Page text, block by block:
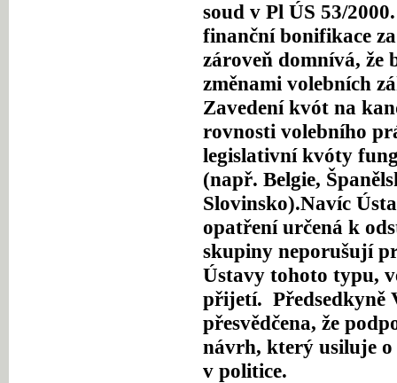
soud v Pl ÚS 53/
finanční bonifikace
zároveň domnívá, že
změnami volebních
Zavedení kvót na
rovnosti volebního
legislativní kvóty
(např. Belgie,
Slovinsko).Navíc
opatření určená k
skupiny neporušují
Ústavy tohoto typu,
přijetí. Předsedkyně
přesvědčena, že
návrh, který usiluje o
v politice.